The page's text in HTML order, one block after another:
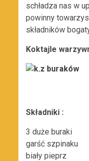
schładza nas w
powinny
składników
Koktajle
Składniki :
3 duże buraki
garść szpinaku
biały pieprz